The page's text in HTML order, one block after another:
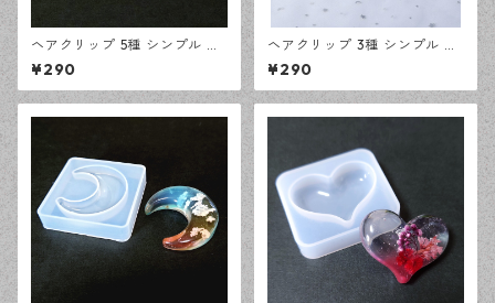
ヘアクリップ 5種 シンプル シ
リコンモールド レジン型 モー
ルド ハンドメイド 資材【en工
房】
¥290
ヘアクリップ 3種 シンプル シ
リコンモールド レジン型 モー
ルド ハンドメイド 資材【en工
房】
¥290